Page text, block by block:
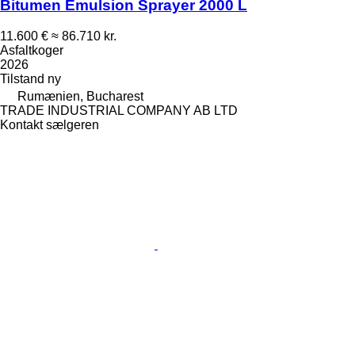
Bitumen Emulsion Sprayer 2000 L
11.600 € ≈ 86.710 kr.
Asfaltkoger
2026
Tilstand ny
Rumænien, Bucharest
TRADE INDUSTRIAL COMPANY AB LTD
Kontakt sælgeren